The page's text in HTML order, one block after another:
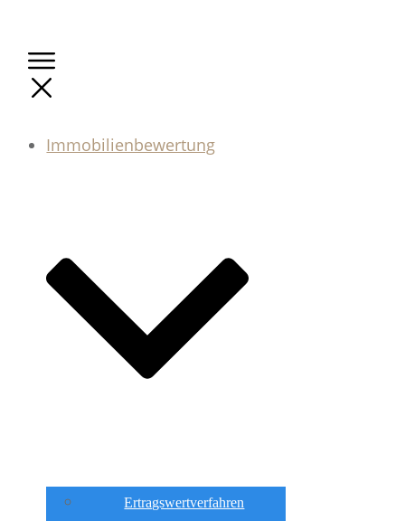
Immobilienbewertung
Ertragswertverfahren